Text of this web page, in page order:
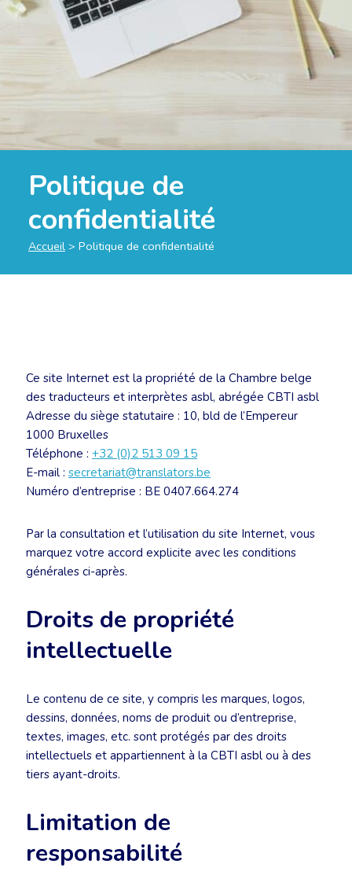
Politique de
confidentialité
Accueil > Politique de confidentialité
Ce site Internet est la propriété de la Chambre belge
des traducteurs et interprètes asbl, abrégée CBTI asbl
Adresse du siège statutaire : 10, bld de l’Empereur
1000 Bruxelles
Téléphone : +32 (0)2 513 09 15
E-mail : secretariat@translators.be
Numéro d’entreprise : BE 0407.664.274
Par la consultation et l’utilisation du site Internet, vous
marquez votre accord explicite avec les conditions
générales ci-après.
Droits de propriété
intellectuelle
Le contenu de ce site, y compris les marques, logos,
dessins, données, noms de produit ou d’entreprise,
textes, images, etc. sont protégés par des droits
intellectuels et appartiennent à la CBTI asbl ou à des
tiers ayant-droits.
Limitation de
responsabilité